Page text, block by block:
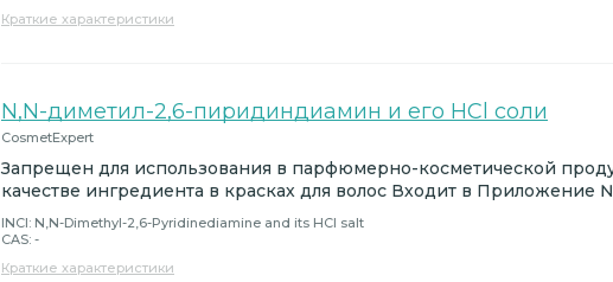
Краткие характеристики
N,N-диметил-2,6-пиридиндиамин и его HCl соли
CosmetExpert
Запрещен для использования в парфюмерно-косметической
качестве ингредиента в красках для волос Входит в Приложение
INCI: N,N-Dimethyl-2,6-Pyridinediamine and its HCl salt
CAS: -
Краткие характеристики